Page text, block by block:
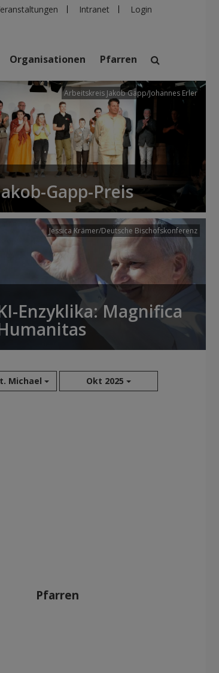
Intranet Login
suchen
Personen Pfarren Einrichtungen
Organisationen Pfarren
Arbeitskreis Jakob Gapp/Johannes Erler
Gapp-Preis
Jessica Krämer/Deutsche Bischofskonferenz
Enzyklika: Magnifica
Michael Okt 2025
Jul 2027
Pfarren